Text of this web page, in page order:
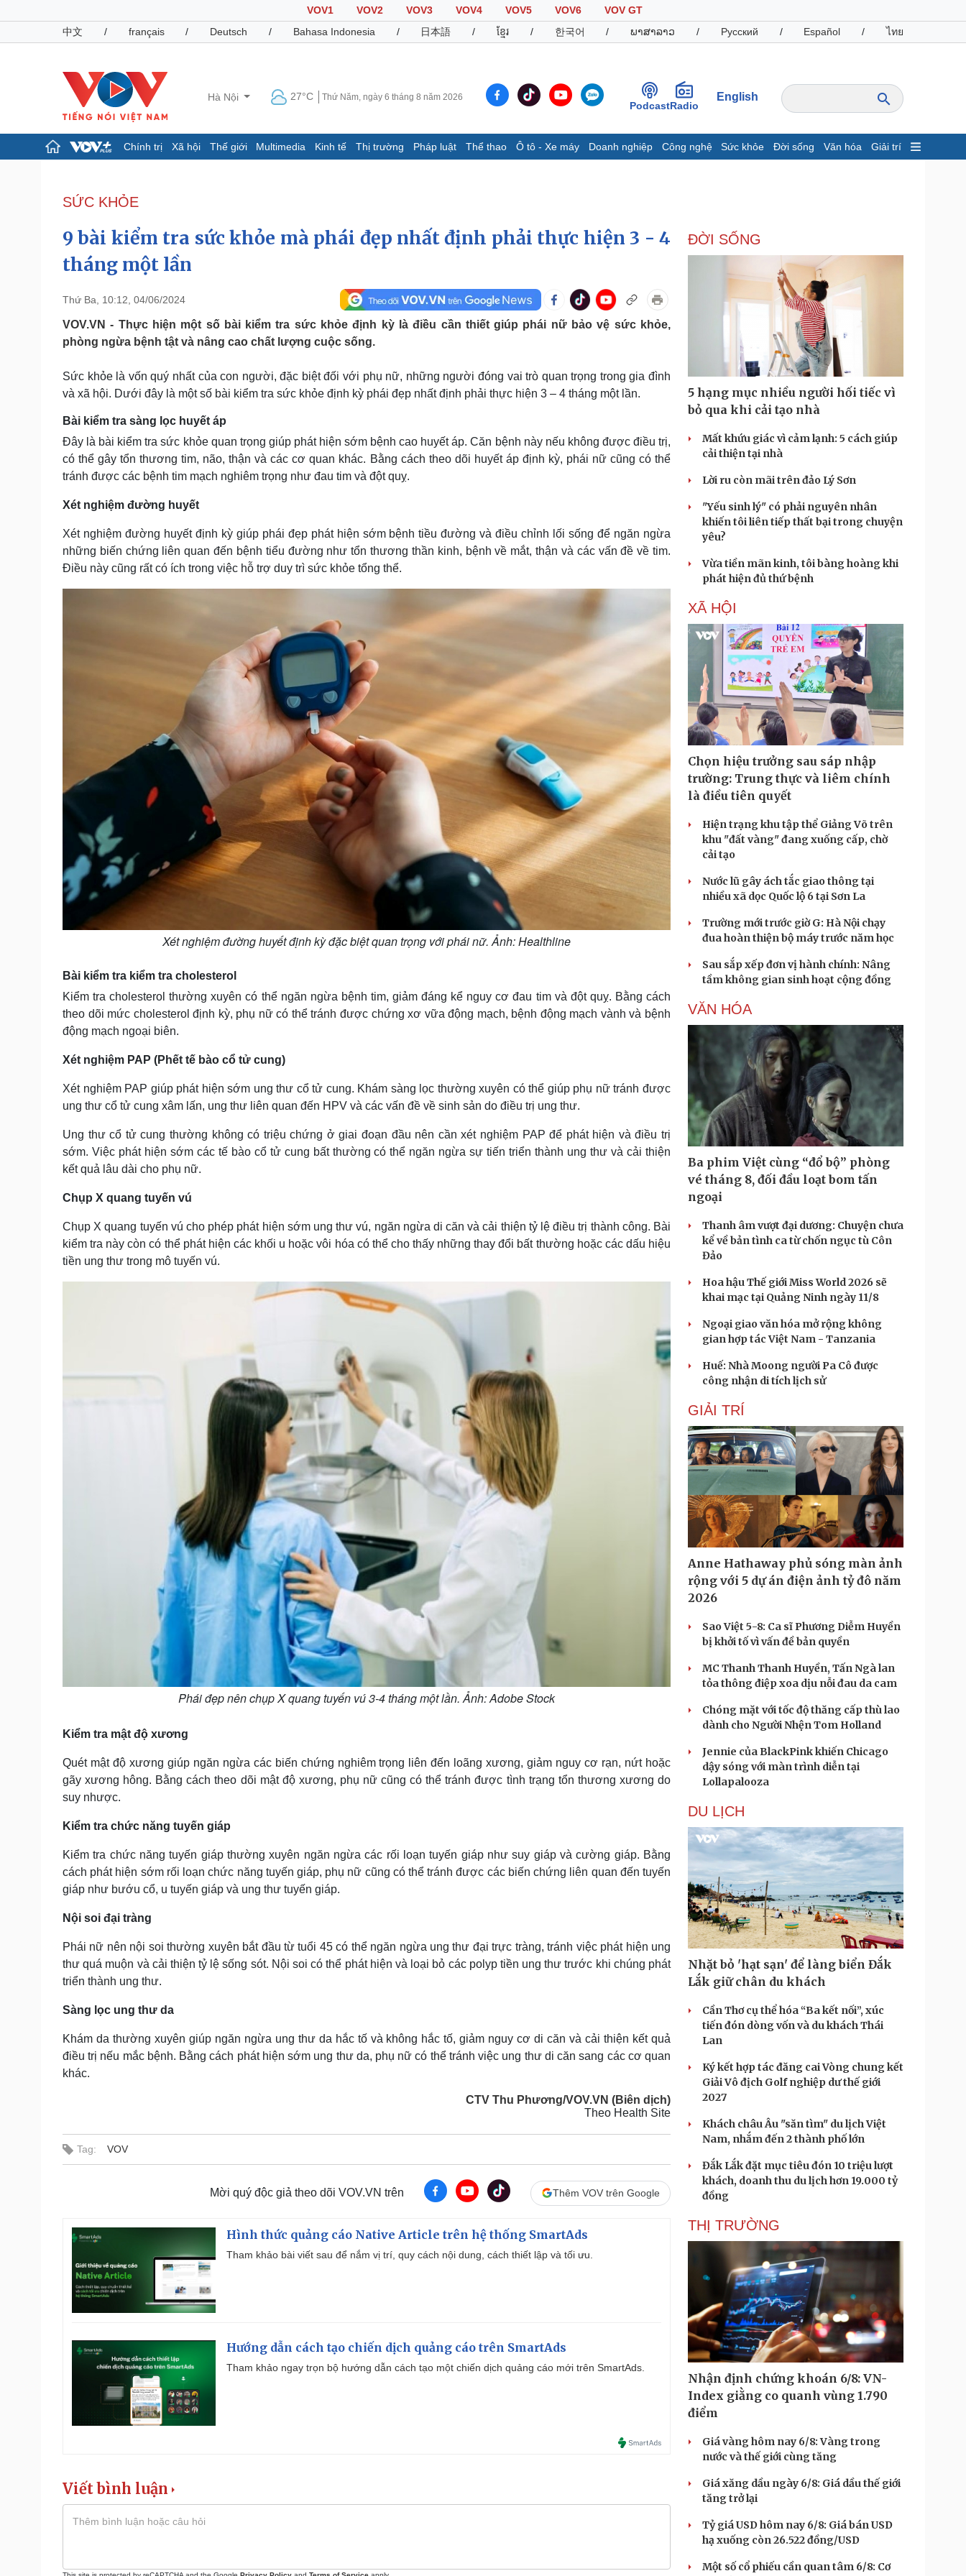
VOV1 VOV2 VOV3 VOV4 VOV5 VOV6
VOV GT
中文
/ français / Deutsch / Bahasa Indonesia / 日本語 / ខ្មែរ / 한국어 / ພາສາລາວ / Русский / Español / ไทย
Hà Nội 27°C Thứ Năm, ngày 6 tháng 8 năm 2026
PodcastRadio
English
Chính trị Xã hội Thế giới Multimedia Kinh tế Thị trường Pháp luật Thể thao Ô tô - Xe máy Doanh nghiệp Công nghệ Sức khỏe Đời sống Văn hóa Giải trí
Đảng
Tổ chức nhân sự
Nhận diện sự thật
Dấu ấn VOV
E-Magazine
Infographic
Giá cà phê
Pháp luật
Tin nóng
Tư vấn luật
Việt Nam
Phân tích
Thể thao
Lịch thi đấu bóng đá
Thế giới thể thao
Hậu trường
Ô tô - Xe máy
Xe máy
Doanh nghiệp
Thông tin doanh nghiệp
Doanh nghiệp 24h
Công nghệ
Sành điệu
Tin Công nghệ
Trải nghiệm
Chuyển đổi số
Sức khỏe
Dinh dưỡng - món ngon
Cây thuốc
Sản phụ khoa
Nhi khoa
Nam khoa
Phòng mạch online
Đời sống
Nhà đẹp
Tình yêu - Gia đình
Văn hóa
Văn học
Âm nhạc
Di sản
Giải trí
Thời trang
Sao Việt
Du lịch
Săn Tour
check-in
Podcast
Câu chuyện thời sự
Đọc truyện đêm khuya
Hạt giống tâm hồn
Cải chính
SỨC KHỎE
9 bài kiểm tra sức khỏe mà phái đẹp nhất định phải thực hiện 3 - 4
tháng một lần
Thứ Ba, 10:12, 04/06/2024
VOV.VN - Thực hiện một số bài kiểm tra sức khỏe định kỳ là điều cần thiết giúp phái nữ bảo vệ sức khỏe,
phòng ngừa bệnh tật và nâng cao chất lượng cuộc sống.
Sức khỏe là vốn quý nhất của con người, đặc biệt đối với phụ nữ, những người đóng vai trò quan trọng trong gia đình
và xã hội. Dưới đây là một số bài kiểm tra sức khỏe định kỳ phái đẹp nhất định phải thực hiện 3 – 4 tháng một lần.
Bài kiểm tra sàng lọc huyết áp
Đây là bài kiểm tra sức khỏe quan trọng giúp phát hiện sớm bệnh cao huyết áp. Căn bệnh này nếu không được điều trị,
có thể gây tổn thương tim, não, thận và các cơ quan khác. Bằng cách theo dõi huyết áp định kỳ, phái nữ cũng có thể
tránh được các bệnh tim mạch nghiêm trọng như đau tim và đột quỵ.
Xét nghiệm đường huyết
Xét nghiệm đường huyết định kỳ giúp phái đẹp phát hiện sớm bệnh tiều đường và điều chỉnh lối sống để ngăn ngừa
những biến chứng liên quan đến bệnh tiểu đường như tổn thương thần kinh, bệnh về mắt, thận và các vấn đề về tim.
Điều này cũng rất có ích trong việc hỗ trợ duy trì sức khỏe tổng thể.
Xét nghiệm đường huyết định kỳ đặc biệt quan trọng với phái nữ. Ảnh: Healthline
Bài kiểm tra kiểm tra cholesterol
Kiểm tra cholesterol thường xuyên có thể ngăn ngừa bệnh tim, giảm đáng kể nguy cơ đau tim và đột quỵ. Bằng cách
theo dõi mức cholesterol định kỳ, phụ nữ có thể tránh được chứng xơ vữa động mạch, bệnh động mạch vành và bệnh
động mạch ngoại biên.
Xét nghiệm PAP (Phết tế bào cổ tử cung)
Xét nghiệm PAP giúp phát hiện sớm ung thư cổ tử cung. Khám sàng lọc thường xuyên có thể giúp phụ nữ tránh được
ung thư cổ tử cung xâm lấn, ung thư liên quan đến HPV và các vấn đề về sinh sản do điều trị ung thư.
Ung thư cổ tử cung thường không có triệu chứng ở giai đoạn đầu nên cần xét nghiệm PAP để phát hiện và điều trị
sớm. Việc phát hiện sớm các tế bào cổ tử cung bất thường có thể ngăn ngừa sự tiến triển thành ung thư và cải thiện
kết quả lâu dài cho phụ nữ.
Chụp X quang tuyến vú
Chụp X quang tuyến vú cho phép phát hiện sớm ung thư vú, ngăn ngừa di căn và cải thiện tỷ lệ điều trị thành công. Bài
kiểm tra này còn có thể phát hiện các khối u hoặc vôi hóa có thể cho thấy những thay đổi bất thường hoặc các dấu hiệu
tiền ung thư trong mô tuyến vú.
Phái đẹp nên chụp X quang tuyến vú 3-4 tháng một lần. Ảnh: Adobe Stock
Kiểm tra mật độ xương
Quét mật độ xương giúp ngăn ngừa các biến chứng nghiêm trọng liên đến loãng xương, giảm nguy cơ rạn, nứt hoặc
gãy xương hông. Bằng cách theo dõi mật độ xương, phụ nữ cũng có thể tránh được tình trạng tổn thương xương do
suy nhược.
Kiểm tra chức năng tuyến giáp
Kiểm tra chức năng tuyến giáp thường xuyên ngăn ngừa các rối loạn tuyến giáp như suy giáp và cường giáp. Bằng
cách phát hiện sớm rối loạn chức năng tuyến giáp, phụ nữ cũng có thể tránh được các biến chứng liên quan đến tuyến
giáp như bướu cổ, u tuyến giáp và ung thư tuyến giáp.
Nội soi đại tràng
Phái nữ nên nội soi thường xuyên bắt đầu từ tuổi 45 có thể ngăn ngừa ung thư đại trực tràng, tránh việc phát hiện ung
thư quá muộn và cải thiện tỷ lệ sống sót. Nội soi có thể phát hiện và loại bỏ các polyp tiền ung thư trước khi chúng phát
triển thành ung thư.
Sàng lọc ung thư da
Khám da thường xuyên giúp ngăn ngừa ung thư da hắc tố và không hắc tố, giảm nguy cơ di căn và cải thiện kết quả
điều trị nếu mắc bệnh. Bằng cách phát hiện sớm ung thư da, phụ nữ có thể tránh việc ung thư di căn sang các cơ quan
khác.
CTV Thu Phương/VOV.VN (Biên dịch)
Theo Health Site
Tag: VOV
Mời quý độc giả theo dõi VOV.VN trên Thêm VOV trên Google
Hình thức quảng cáo Native Article trên hệ thống SmartAds
Tham khảo bài viết sau để nắm vị trí, quy cách nội dung, cách thiết lập và tối ưu.
Hướng dẫn cách tạo chiến dịch quảng cáo trên SmartAds
Tham khảo ngay trọn bộ hướng dẫn cách tạo một chiến dịch quảng cáo mới trên SmartAds.
Viết bình luận
ĐỜI SỐNG
5 hạng mục nhiều người hối tiếc vì
bỏ qua khi cải tạo nhà
Mất khứu giác vì cảm lạnh: 5 cách giúp
cải thiện tại nhà
Lời ru còn mãi trên đảo Lý Sơn
"Yếu sinh lý" có phải nguyên nhân
khiến tôi liên tiếp thất bại trong chuyện
yêu?
Vừa tiền mãn kinh, tôi bàng hoàng khi
phát hiện đủ thứ bệnh
XÃ HỘI
Chọn hiệu trưởng sau sáp nhập
trường: Trung thực và liêm chính
là điều tiên quyết
Hiện trạng khu tập thể Giảng Võ trên
khu "đất vàng" đang xuống cấp, chờ
cải tạo
Nước lũ gây ách tắc giao thông tại
nhiều xã dọc Quốc lộ 6 tại Sơn La
Trường mới trước giờ G: Hà Nội chạy
đua hoàn thiện bộ máy trước năm học
Sau sắp xếp đơn vị hành chính: Nâng
tầm không gian sinh hoạt cộng đồng
VĂN HÓA
Ba phim Việt cùng “đổ bộ” phòng
vé tháng 8, đối đầu loạt bom tấn
ngoại
Thanh âm vượt đại dương: Chuyện chưa
kể về bản tình ca từ chốn ngục tù Côn
Đảo
Hoa hậu Thế giới Miss World 2026 sẽ
khai mạc tại Quảng Ninh ngày 11/8
Ngoại giao văn hóa mở rộng không
gian hợp tác Việt Nam - Tanzania
Huế: Nhà Moong người Pa Cô được
công nhận di tích lịch sử
GIẢI TRÍ
Anne Hathaway phủ sóng màn ảnh
rộng với 5 dự án điện ảnh tỷ đô năm
2026
Sao Việt 5-8: Ca sĩ Phương Diễm Huyền
bị khởi tố vì vấn đề bản quyền
MC Thanh Thanh Huyền, Tấn Ngà lan
tỏa thông điệp xoa dịu nỗi đau da cam
Chóng mặt với tốc độ thăng cấp thù lao
dành cho Người Nhện Tom Holland
Jennie của BlackPink khiến Chicago
dậy sóng với màn trình diễn tại
Lollapalooza
DU LỊCH
Nhặt bỏ 'hạt sạn' để làng biển Đắk
Lắk giữ chân du khách
Cần Thơ cụ thể hóa “Ba kết nối”, xúc
tiến đón dòng vốn và du khách Thái
Lan
Ký kết hợp tác đăng cai Vòng chung kết
Giải Vô địch Golf nghiệp dư thế giới
2027
Khách châu Âu "săn tìm" du lịch Việt
Nam, nhắm đến 2 thành phố lớn
Đắk Lắk đặt mục tiêu đón 10 triệu lượt
khách, doanh thu du lịch hơn 19.000 tỷ
đồng
THỊ TRƯỜNG
Nhận định chứng khoán 6/8: VN-
Index giằng co quanh vùng 1.790
điểm
Giá vàng hôm nay 6/8: Vàng trong
nước và thế giới cùng tăng
Giá xăng dầu ngày 6/8: Giá dầu thế giới
tăng trở lại
Tỷ giá USD hôm nay 6/8: Giá bán USD
hạ xuống còn 26.522 đồng/USD
Một số cổ phiếu cần quan tâm 6/8: Cơ